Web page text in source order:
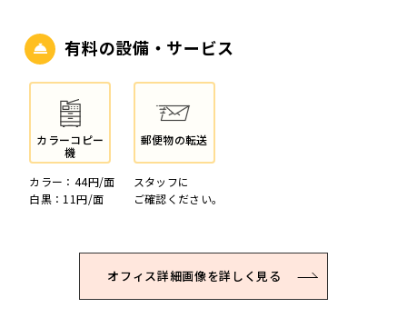
有料の設備・サービス
カラーコピー
機
カラー：44円/面
白黒：11円/面
郵便物の転送
スタッフに
ご確認ください。
オフィス詳細画像を詳しく見る